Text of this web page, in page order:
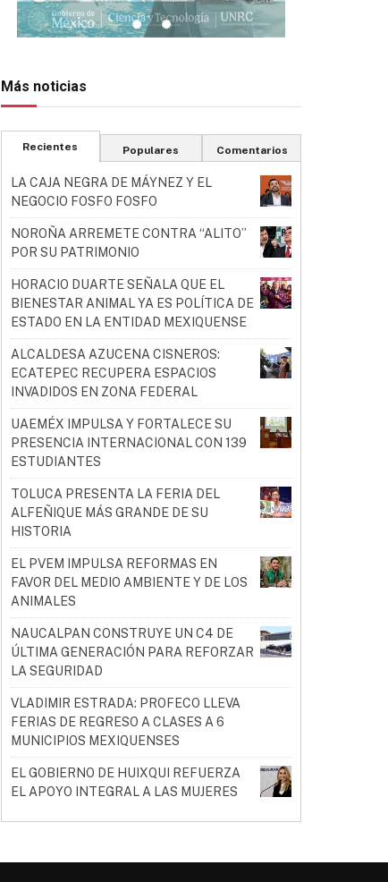
Más noticias
Recientes Populares Comentarios
LA CAJA NEGRA DE MÁYNEZ Y EL
NEGOCIO FOSFO FOSFO
NOROÑA ARREMETE CONTRA “ALITO”
POR SU PATRIMONIO
HORACIO DUARTE SEÑALA QUE EL
BIENESTAR ANIMAL YA ES POLÍTICA DE
ESTADO EN LA ENTIDAD MEXIQUENSE
ALCALDESA AZUCENA CISNEROS:
ECATEPEC RECUPERA ESPACIOS
INVADIDOS EN ZONA FEDERAL
UAEMÉX IMPULSA Y FORTALECE SU
PRESENCIA INTERNACIONAL CON 139
ESTUDIANTES
TOLUCA PRESENTA LA FERIA DEL
ALFEÑIQUE MÁS GRANDE DE SU
HISTORIA
EL PVEM IMPULSA REFORMAS EN
FAVOR DEL MEDIO AMBIENTE Y DE LOS
ANIMALES
NAUCALPAN CONSTRUYE UN C4 DE
ÚLTIMA GENERACIÓN PARA REFORZAR
LA SEGURIDAD
VLADIMIR ESTRADA: PROFECO LLEVA
FERIAS DE REGRESO A CLASES A 6
MUNICIPIOS MEXIQUENSES
EL GOBIERNO DE HUIXQUI REFUERZA
EL APOYO INTEGRAL A LAS MUJERES